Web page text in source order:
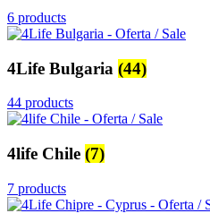
6 products
4Life Bulgaria (44)
44 products
4life Chile (7)
7 products